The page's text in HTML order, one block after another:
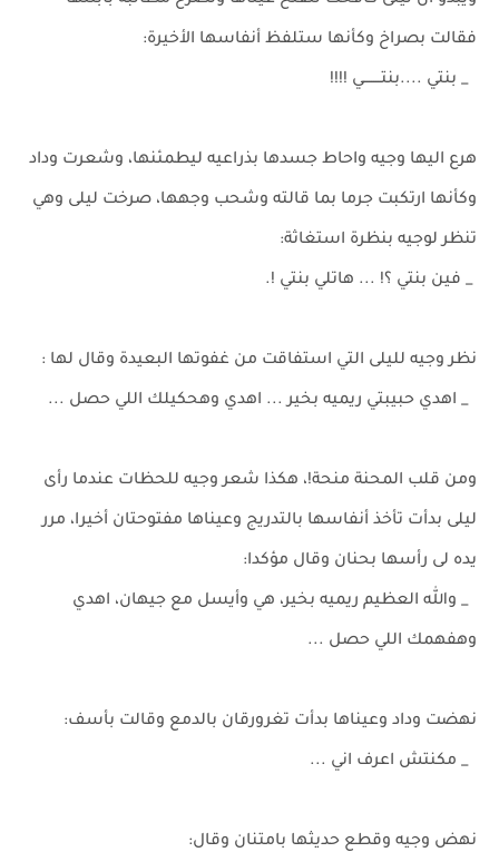
فقالت بصراخ وكأنها ستلفظ أنفاسها الأخيرة:
_ بنتي ....بنتــــــــي !!!!
هرع اليها وجيه واحاط جسدها بذراعيه ليطمئنها، وشعرت وداد
وكأنها ارتكبت جرما بما قالته وشحب وجهها، صرخت ليلى وهي
تنظر لوجيه بنظرة استغاثة:
_ فين بنتي ؟! ... هاتلي بنتي !.
نظر وجيه لليلى التي استفاقت من غفوتها البعيدة وقال لها :
_ اهدي حبيبتي ريميه بخير ... اهدي وهحكيلك اللي حصل ...
ومن قلب المحنة منحة!، هكذا شعر وجيه للحظات عندما رأى
ليلى بدأت تأخذ أنفاسها بالتدريج وعيناها مفتوحتان أخيرا، مرر
يده لى رأسها بحنان وقال مؤكدا:
_ والله العظيم ريميه بخير، هي وأيسل مع جيهان، اهدي
وهفهمك اللي حصل ...
نهضت وداد وعيناها بدأت تغرورقان بالدمع وقالت بأسف:
_ مكنتش اعرف اني ...
نهض وجيه وقطع حديثها بامتنان وقال: